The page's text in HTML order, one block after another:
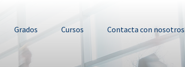
Grados Cursos Contacta con nosotros